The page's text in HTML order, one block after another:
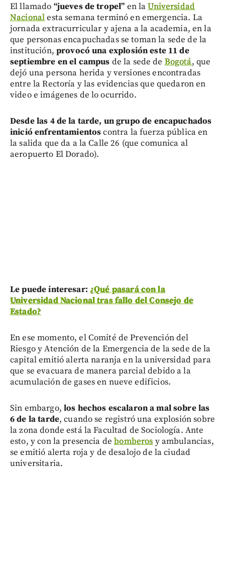
El llamado “jueves de tropel” en laUniversidad
Nacionalesta semana terminó en emergencia. La
jornada extracurricular y ajena a la academia, en la
que personas encapuchadas se toman la sede de la
institución, provocó una explosión este 11 de
septiembre en el campus de la sede de Bogotá, que
dejó una persona herida y versiones encontradas
entre la Rectoría y las evidencias que quedaron en
video e imágenes de lo ocurrido.
Desde las 4 de la tarde, un grupo de encapuchados
inició enfrentamientoscontra la fuerza pública en
la salida que da a la Calle 26 (que comunica al
aeropuerto El Dorado).
Le puede interesar: ¿Qué pasará con la
Universidad Nacional tras fallo del Consejo de
Estado?
En ese momento, el Comité de Prevención del
Riesgo y Atención de la Emergencia de la sede de la
capital emitió alerta naranja en la universidad para
que se evacuara de manera parcial debido a la
acumulación de gases en nueve edificios.
Sin embargo, los hechos escalaron a mal sobre las
6 de la tarde, cuando se registró una explosión sobre
la zona donde está la Facultad de Sociología. Ante
esto, y con la presencia debomberos y ambulancias,
se emitió alerta roja y de desalojo de la ciudad
universitaria.